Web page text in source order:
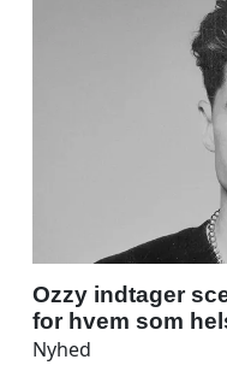
Ozzy indtager
for hvem som
Nyhed